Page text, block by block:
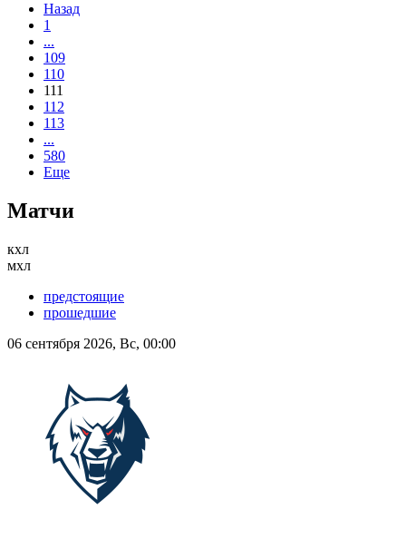
Назад
1
...
109
110
111
112
113
...
580
Еще
Матчи
кхл
мхл
предстоящие
прошедшие
06 сентября 2026, Вс, 00:00